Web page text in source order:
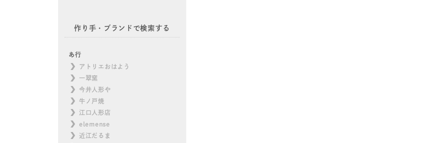
作り手・ブランドで検索する
あ行
アトリエおはよう
一翠窯
今井人形や
牛ノ戸焼
江口人形店
elemense
近江だるま